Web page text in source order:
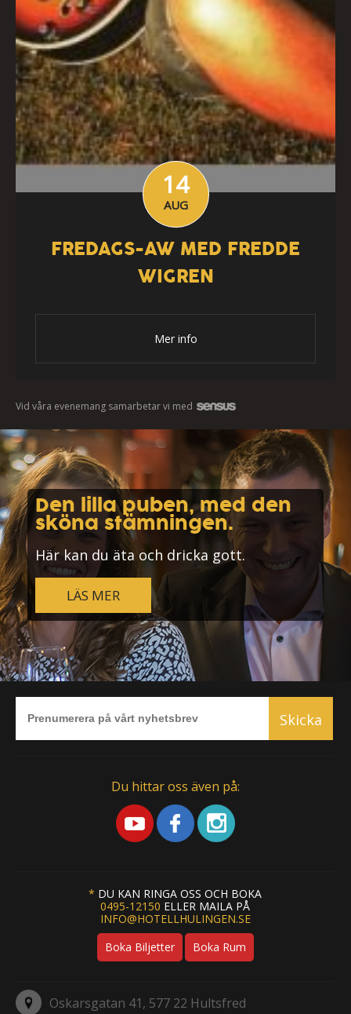
14
AUG
FREDAGS-AW MED FREDDE
WIGREN
Mer info
Vid våra evenemang samarbetar vi med
Den lilla puben, med den
sköna stämningen.
Här kan du äta och dricka gott.
LÄS MER
Skicka
Du hittar oss även på:
* DU KAN RINGA OSS OCH BOKA
0495-12150 ELLER MAILA PÅ
INFO@HOTELLHULINGEN.SE
Boka Biljetter
Boka Rum
Oskarsgatan 41, 577 22 Hultsfred